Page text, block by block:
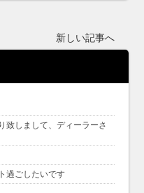
新しい記事へ
致しまして、ディーラーさ
過ごしたいです